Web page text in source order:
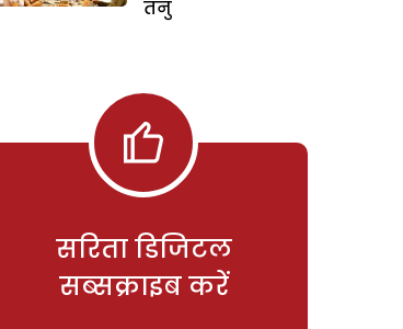
तनु
सरिता डिजिटल
सब्सक्राइब करें